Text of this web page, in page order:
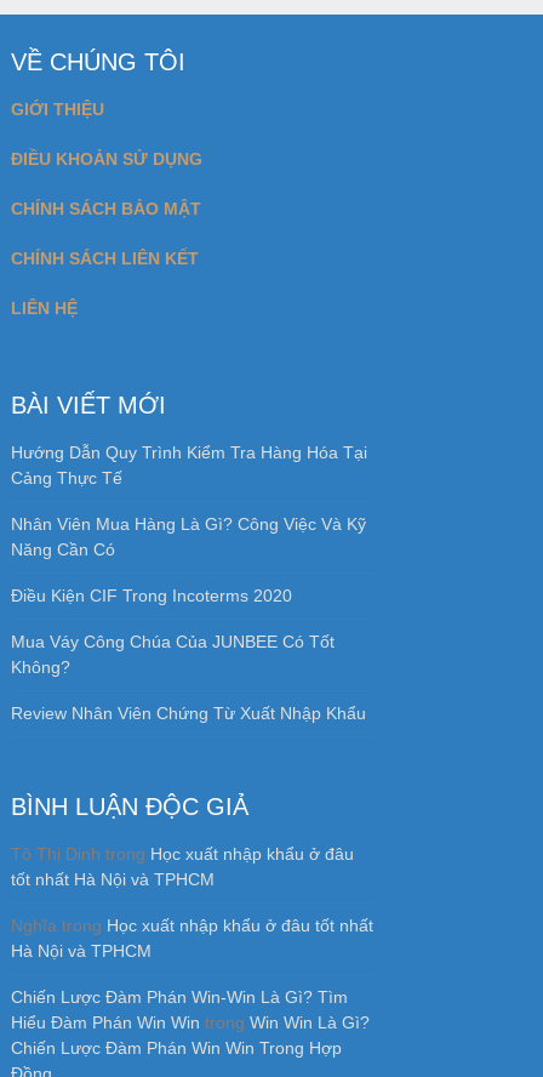
VỀ CHÚNG TÔI
GIỚI THIỆU
ĐIỀU KHOẢN SỬ DỤNG
CHÍNH SÁCH BẢO MẬT
CHÍNH SÁCH LIÊN KẾT
LIÊN HỆ
BÀI VIẾT MỚI
Hướng Dẫn Quy Trình Kiểm Tra Hàng Hóa Tại
Cảng Thực Tế
Nhân Viên Mua Hàng Là Gì? Công Việc Và Kỹ
Năng Cần Có
Điều Kiện CIF Trong Incoterms 2020
Mua Váy Công Chúa Của JUNBEE Có Tốt
Không?
Review Nhân Viên Chứng Từ Xuất Nhập Khẩu
BÌNH LUẬN ĐỘC GIẢ
Tô Thị Dinh trong Học xuất nhập khẩu ở đâu
tốt nhất Hà Nội và TPHCM
Nghĩatrong Học xuất nhập khẩu ở đâu tốt nhất
Hà Nội và TPHCM
Chiến Lược Đàm Phán Win-Win Là Gì? Tìm
Hiểu Đàm Phán Win Win trong Win Win Là Gì?
Chiến Lược Đàm Phán Win Win Trong Hợp